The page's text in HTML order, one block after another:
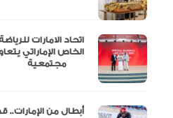
اتحاد الامارات
الخاص الإماراتي
أبطال من